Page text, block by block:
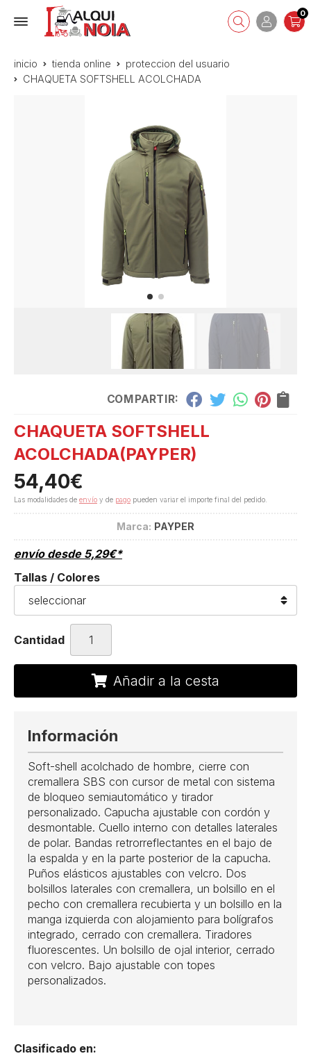
0
inicio tienda online
proteccion del usuario
CHAQUETA SOFTSHELL ACOLCHADA
COMPARTIR:
CHAQUETA SOFTSHELL
ACOLCHADA(PAYPER)
54,40€
Las modalidades de envío y de pago pueden variar el importe final del pedido.
Marca: PAYPER
envío desde 5,29€*
Tallas / Colores
Cantidad
Añadir a la cesta
Información
Soft-shell acolchado de hombre, cierre con
cremallera SBS con cursor de metal con sistema
de bloqueo semiautomático y tirador
personalizado. Capucha ajustable con cordón y
desmontable. Cuello interno con detalles laterales
de polar. Bandas retrorreflectantes en el bajo de
la espalda y en la parte posterior de la capucha.
Puños elásticos ajustables con velcro. Dos
bolsillos laterales con cremallera, un bolsillo en el
pecho con cremallera recubierta y un bolsillo en la
manga izquierda con alojamiento para bolígrafos
integrado, cerrado con cremallera. Tiradores
fluorescentes. Un bolsillo de ojal interior, cerrado
con velcro. Bajo ajustable con topes
personalizados.
Clasificado en: